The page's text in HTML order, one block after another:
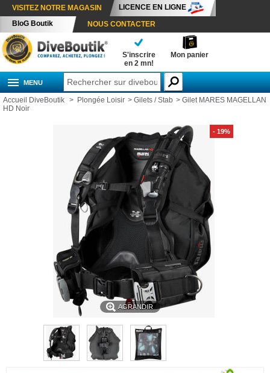
VISITEZ NOTRE MAGASIN
LICENCE EN LIGNE
BloG Boutik
NOUS CONTACTER
S'inscrire
en 2 mn!
Mon panier
MENU
Accueil DiveBoutik > Plongée Loisir > Gilets / Stab > Gilet MARES MAGELLAN
HD Noir
AGRANDIR
- 19%